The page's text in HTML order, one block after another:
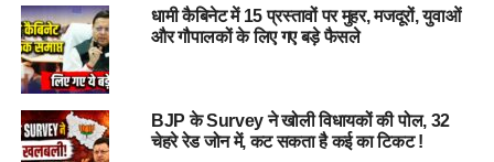
अधिकारियों की नाकामी को उजागर किया है। स्थानीय प्रशासन को चाहिए
कि वह इस मामले की गंभीरता से जांच करे और इस प्रकार की अनधिकृत
गतिविधियों पर रोक लगाए ताकि जोशीमठ और उसके आस-पास के क्षेत्र की
धामी कैबिनेट में 15 प्रस्तावों पर मुहर, मजदूरों, युवाओं
और गौपालकों के लिए गए बड़े फैसले
BJP के Survey ने खोली विधायकों की पोल, 32
चेहरे रेड जोन में, कट सकता है कई का टिकट !